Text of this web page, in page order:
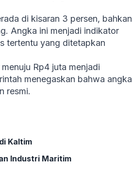
di kisaran 3 persen, bahkan
Angka ini menjadi indikator
tertentu yang ditetapkan
Rp4 juta menjadi
menegaskan bahwa angka
resmi.
Kaltim
Industri Maritim